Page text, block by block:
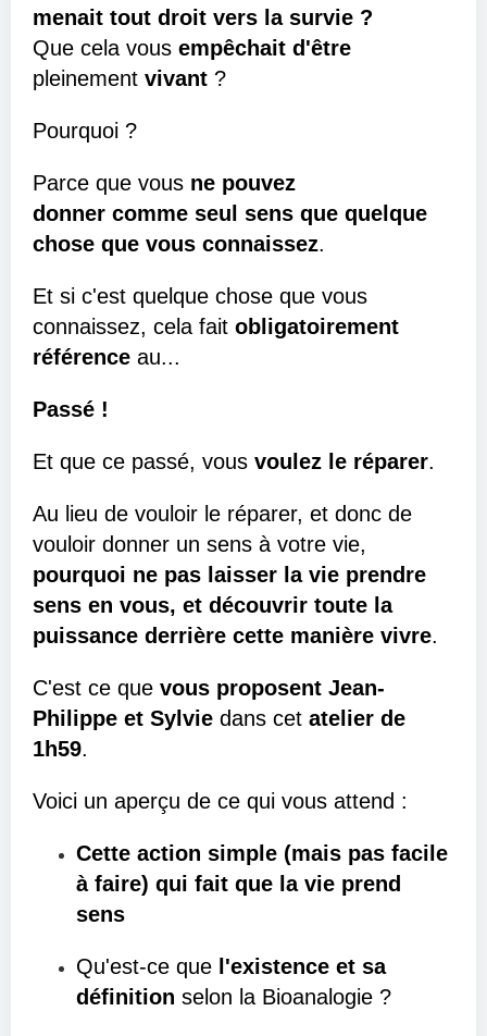
menait tout droit vers la survie ?
Que cela vous empêchait d'être
pleinement vivant ?
Pourquoi ?
Parce que vous ne pouvez
donner comme seul sens que quelque
chose que vous connaissez.
Et si c'est quelque chose que vous
connaissez, cela fait obligatoirement
référence au...
Passé !
Et que ce passé, vous voulez le réparer.
Au lieu de vouloir le réparer, et donc de
vouloir donner un sens à votre vie,
pourquoi ne pas laisser la vie prendre
sens en vous, et découvrir toute la
puissance derrière cette manière vivre.
C'est ce que vous proposent Jean-
Philippe et Sylvie dans cet atelier de
1h59.
Voici un aperçu de ce qui vous attend :
Cette action simple (mais pas facile
à faire) qui fait que la vie prend
sens
Qu'est-ce que l'existence et sa
définition selon la Bioanalogie ?